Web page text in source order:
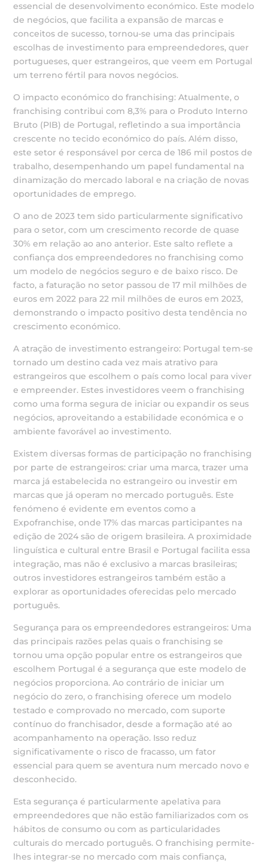
essencial de desenvolvimento económico. Este modelo
de negócios, que facilita a expansão de marcas e
conceitos de sucesso, tornou-se uma das principais
escolhas de investimento para empreendedores, quer
portugueses, quer estrangeiros, que veem em Portugal
um terreno fértil para novos negócios.
O impacto económico do franchising: Atualmente, o
franchising contribui com 8,3% para o Produto Interno
Bruto (PIB) de Portugal, refletindo a sua importância
crescente no tecido económico do país. Além disso,
este setor é responsável por cerca de 186 mil postos de
trabalho, desempenhando um papel fundamental na
dinamização do mercado laboral e na criação de novas
oportunidades de emprego.
O ano de 2023 tem sido particularmente significativo
para o setor, com um crescimento recorde de quase
30% em relação ao ano anterior. Este salto reflete a
confiança dos empreendedores no franchising como
um modelo de negócios seguro e de baixo risco. De
facto, a faturação no setor passou de 17 mil milhões de
euros em 2022 para 22 mil milhões de euros em 2023,
demonstrando o impacto positivo desta tendência no
crescimento económico.
A atração de investimento estrangeiro: Portugal tem-se
tornado um destino cada vez mais atrativo para
estrangeiros que escolhem o país como local para viver
e empreender. Estes investidores veem o franchising
como uma forma segura de iniciar ou expandir os seus
negócios, aproveitando a estabilidade económica e o
ambiente favorável ao investimento.
Existem diversas formas de participação no franchising
por parte de estrangeiros: criar uma marca, trazer uma
marca já estabelecida no estrangeiro ou investir em
marcas que já operam no mercado português. Este
fenómeno é evidente em eventos como a
Expofranchise, onde 17% das marcas participantes na
edição de 2024 são de origem brasileira. A proximidade
linguística e cultural entre Brasil e Portugal facilita essa
integração, mas não é exclusivo a marcas brasileiras;
outros investidores estrangeiros também estão a
explorar as oportunidades oferecidas pelo mercado
português.
Segurança para os empreendedores estrangeiros: Uma
das principais razões pelas quais o franchising se
tornou uma opção popular entre os estrangeiros que
escolhem Portugal é a segurança que este modelo de
negócios proporciona. Ao contrário de iniciar um
negócio do zero, o franchising oferece um modelo
testado e comprovado no mercado, com suporte
contínuo do franchisador, desde a formação até ao
acompanhamento na operação. Isso reduz
significativamente o risco de fracasso, um fator
essencial para quem se aventura num mercado novo e
desconhecido.
Esta segurança é particularmente apelativa para
empreendedores que não estão familiarizados com os
hábitos de consumo ou com as particularidades
culturais do mercado português. O franchising permite-
lhes integrar-se no mercado com mais confiança,